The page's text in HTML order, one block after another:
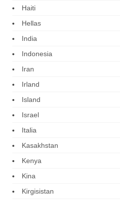
Haiti
Hellas
India
Indonesia
Iran
Irland
Island
Israel
Italia
Kasakhstan
Kenya
Kina
Kirgisistan